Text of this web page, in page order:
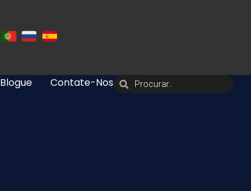
Blogue Contate-Nos